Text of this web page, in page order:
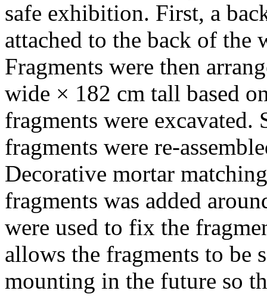
safe exhibition. First, a
attached to the back of the
Fragments were then
wide × 182 cm tall based
fragments were
fragments were re-
Decorative mortar
fragments was added
were used to fix the
allows the fragments to be
mounting in the future so